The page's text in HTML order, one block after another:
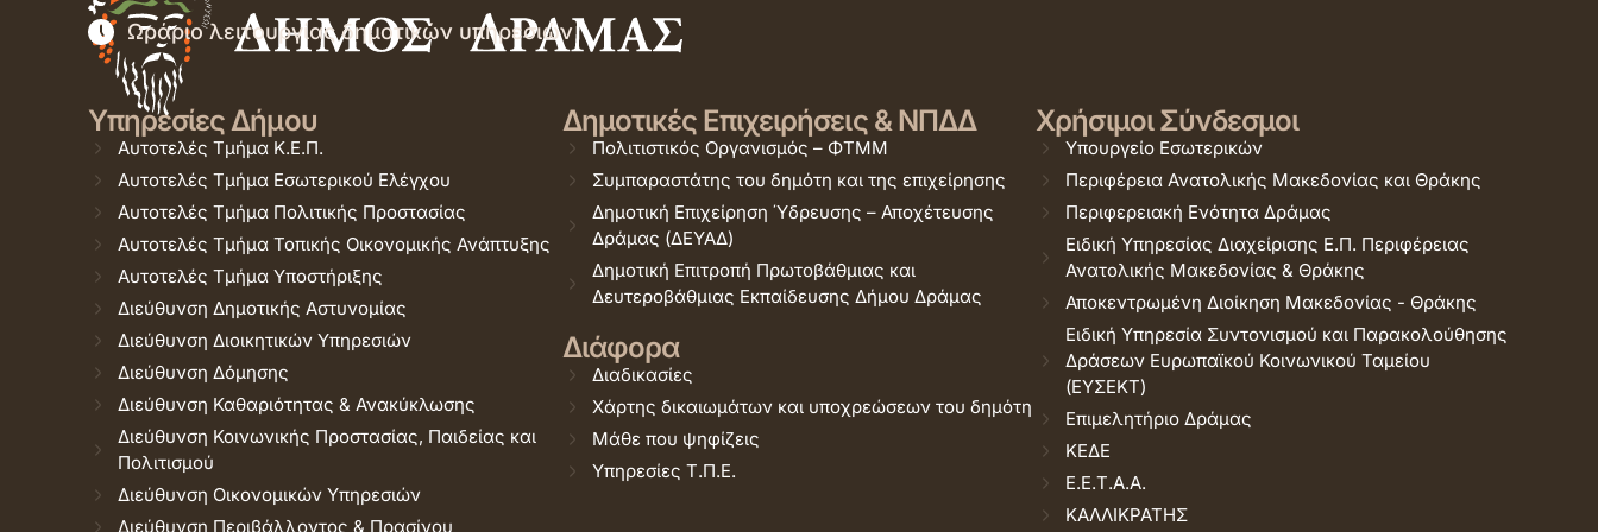
Ωράριο λειτουργίας δημοτικών υπηρεσιών
Υπηρεσίες Δήμου
Αυτοτελές Τμήμα Κ.Ε.Π.
Αυτοτελές Τμήμα Εσωτερικού Ελέγχου
Αυτοτελές Τμήμα Πολιτικής Προστασίας
Αυτοτελές Τμήμα Τοπικής Οικονομικής Ανάπτυξης
Αυτοτελές Τμήμα Υποστήριξης
Διεύθυνση Δημοτικής Αστυνομίας
Διεύθυνση Διοικητικών Υπηρεσιών
Διεύθυνση Δόμησης
Διεύθυνση Καθαριότητας & Ανακύκλωσης
Διεύθυνση Κοινωνικής Προστασίας, Παιδείας και
Πολιτισμού
Διεύθυνση Οικονομικών Υπηρεσιών
Διεύθυνση Περιβάλλοντος & Πρασίνου
Δημοτικές Επιχειρήσεις & ΝΠΔΔ
Πολιτιστικός Οργανισμός – ΦΤΜΜ
Συμπαραστάτης του δημότη και της επιχείρησης
Δημοτική Επιχείρηση Ύδρευσης – Αποχέτευσης
Δράμας (ΔΕΥΑΔ)
Δημοτική Επιτροπή Πρωτοβάθμιας και
Δευτεροβάθμιας Εκπαίδευσης Δήμου Δράμας
Διάφορα
Διαδικασίες
Χάρτης δικαιωμάτων και υποχρεώσεων του δημότη
Μάθε που ψηφίζεις
Υπηρεσίες Τ.Π.Ε.
Χρήσιμοι Σύνδεσμοι
Υπουργείο Εσωτερικών
Περιφέρεια Ανατολικής Μακεδονίας και Θράκης
Περιφερειακή Ενότητα Δράμας
Ειδική Υπηρεσίας Διαχείρισης Ε.Π. Περιφέρειας
Ανατολικής Μακεδονίας & Θράκης
Αποκεντρωμένη Διοίκηση Μακεδονίας - Θράκης
Ειδική Υπηρεσία Συντονισμού και Παρακολούθησης
Δράσεων Ευρωπαϊκού Κοινωνικού Ταμείου
(ΕΥΣΕΚΤ)
Επιμελητήριο Δράμας
ΚΕΔΕ
Ε.Ε.Τ.Α.Α.
ΚΑΛΛΙΚΡΑΤΗΣ